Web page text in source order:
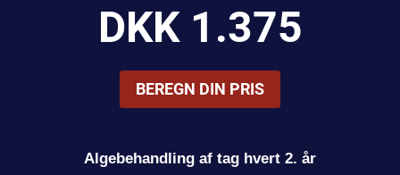
DKK 1.375
BEREGN DIN PRIS
Algebehandling af tag hvert 2. år